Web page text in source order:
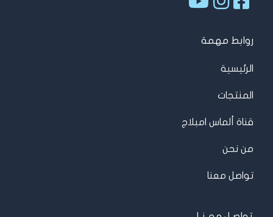
روابط مهمة
الرئيسية
المنتجات
قناة ألماس امبلاج
من نحن
تواصل معنا